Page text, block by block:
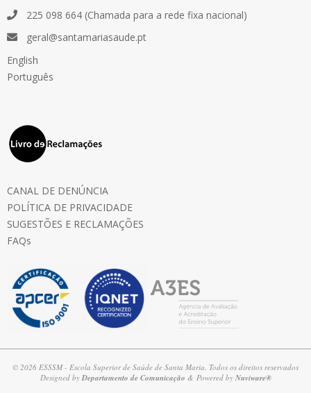
225 098 664 (Chamada para a rede fixa nacional)
geral@santamariasaude.pt
English
Português
CANAL DE DENÚNCIA
POLÍTICA DE PRIVACIDADE
SUGESTÕES E RECLAMAÇÕES
FAQs
© 2026 ESSSM - Escola Superior de Saúde de Santa Maria. Todos os direitos reservados
Designed by Departamento de Comunicação & Powered by Nuviware®